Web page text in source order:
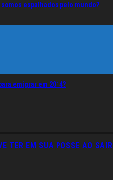
espalhados pelo mundo?
emigrar em 2014?
TER EM SUA POSSE AO SAIR